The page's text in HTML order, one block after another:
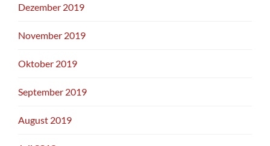
Dezember 2019
November 2019
Oktober 2019
September 2019
August 2019